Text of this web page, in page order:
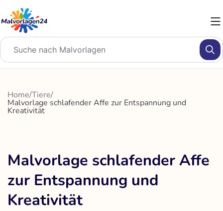
Inhalt
springen
Home/Tiere/
Malvorlage schlafender Affe zur Entspannung und
Kreativität
Malvorlage schlafender Affe
zur Entspannung und
Kreativität